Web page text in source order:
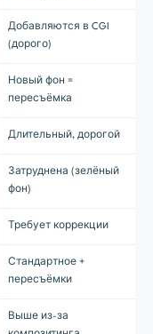
Добавляются в CGI
(дорого)
Новый фон =
пересъёмка
Длительный, дорогой
Затруднена (зелёный
фон)
Требует коррекции
Стандартное +
пересъёмки
Выше из-за